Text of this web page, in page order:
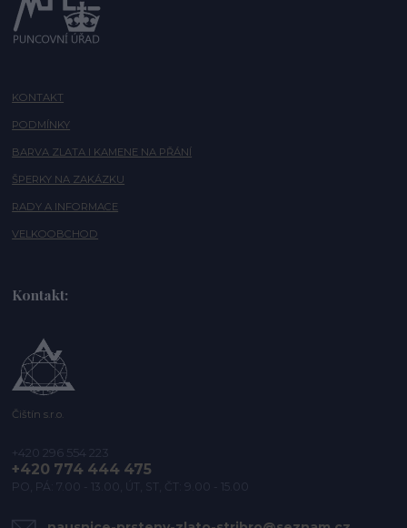
KONTAKT
PODMÍNKY
BARVA ZLATA I KAMENE NA PŘÁNÍ
ŠPERKY NA ZAKÁZKU
RADY A INFORMACE
VELKOOBCHOD
Kontakt:
Čištín s.r.o.
+420 296 554 223
+420 774 444 475
PO, PÁ: 7.00 - 13.00, ÚT, ST, ČT: 9.00 - 15.00